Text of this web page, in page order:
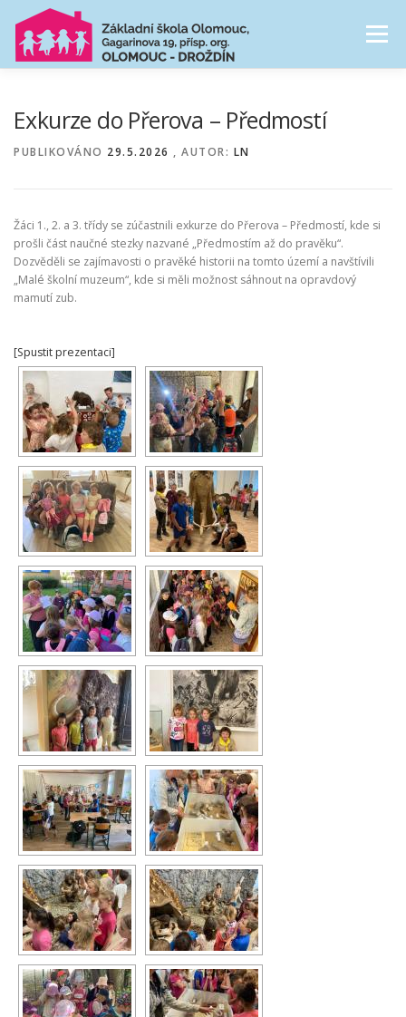
Přeskočit
obsah
Menu
PRO RODIČE
Exkurze do Přerova – Předmostí
PUBLIKOVÁNO 29.5.2026 , AUTOR: LN
Žáci 1., 2. a 3. třídy se zúčastnili exkurze do Přerova – Předmostí, kde si
prošli část naučné stezky nazvané „Předmostím až do pravěku“.
Dozvěděli se zajímavosti o pravěké historii na tomto území a navštívili
„Malé školní muzeum“, kde si měli možnost sáhnout na opravdový
mamutí zub.
[Spustit prezentaci]